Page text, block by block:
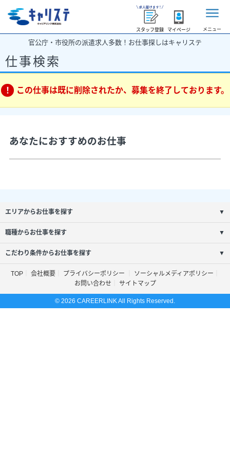
スタッフ登録 マイページ メニュー
官公庁・市役所の派遣求人多数！お仕事探しはキャリステ
仕事検索
この仕事は既に削除されたか、募集を終了しております。
あなたにおすすめのお仕事
エリアからお仕事を探す ▼
職種からお仕事を探す ▼
こだわり条件からお仕事を探す ▼
TOP 会社概要 プライバシーポリシー
ソーシャルメディアポリシー
お問い合わせ
サイトマップ
© 2026 CAREERLINK All Rights Reserved.